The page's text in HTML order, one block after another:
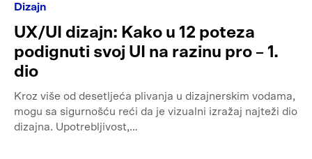
Dizajn
UX/UI dizajn: Kako u 12 poteza
podignuti svoj UI na razinu pro – 1.
dio
Kroz više od desetljeća plivanja u dizajnerskim vodama,
mogu sa sigurnošću reći da je vizualni izražaj najteži dio
dizajna. Upotrebljivost,…